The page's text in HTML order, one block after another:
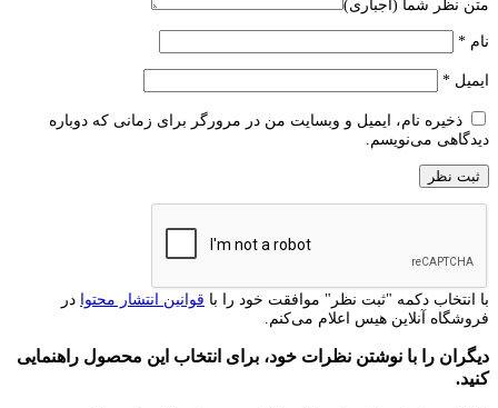
متن نظر شما (اجباری)
نام *
ایمیل *
ذخیره نام، ایمیل و وبسایت من در مرورگر برای زمانی که دوباره
دیدگاهی می‌نویسم.
با انتخاب دکمه "ثبت نظر" موافقت خود را با قوانین انتشار محتوا در
فروشگاه آنلاین هیس اعلام می‌کنم.
دیگران را با نوشتن نظرات خود، برای انتخاب این محصول راهنمایی
کنید.